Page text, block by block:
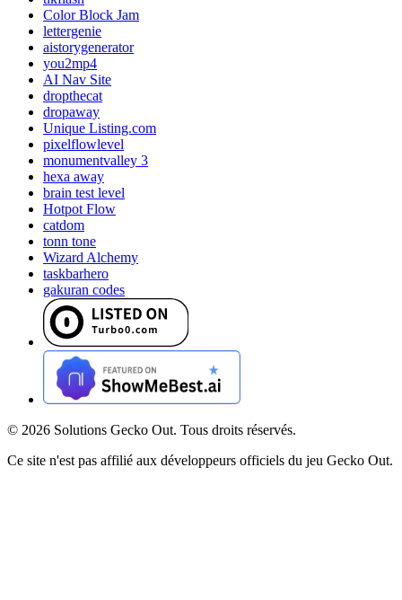
Color Block Jam
lettergenie
aistorygenerator
you2mp4
AI Nav Site
dropthecat
dropaway
Unique Listing.com
pixelflowlevel
monumentvalley 3
hexa away
brain test level
Hotpot Flow
catdom
tonn tone
Wizard Alchemy
taskbarhero
gakuran codes
© 2026 Solutions Gecko Out. Tous droits réservés.
Ce site n'est pas affilié aux développeurs officiels du jeu Gecko Out.